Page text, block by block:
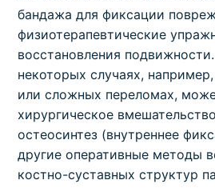
бандажа для фиксации
физиотерапевтические
восстановления
некоторых случаях,
или сложных переломах,
хирургическое
остеосинтез (внутреннее
другие оперативные методы
костно-суставных структур